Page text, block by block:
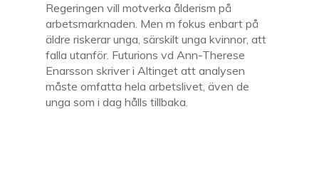
Regeringen vill motverka ålderism på
arbetsmarknaden. Men m fokus enbart på
äldre riskerar unga, särskilt unga kvinnor, att
falla utanför. Futurions vd Ann-Therese
Enarsson skriver i Altinget att analysen
måste omfatta hela arbetslivet, även de
unga som i dag hålls tillbaka.